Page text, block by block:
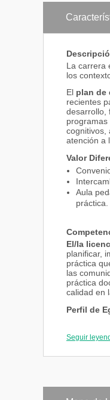
La carrera
los
El plan de
recientes
desarrollo,
cognitivos,
atención a
Valor
Aula
práctica.
El/la
planificar,
práctica
las
práctica
calidad en
Perfil de
de edad.
Seguir